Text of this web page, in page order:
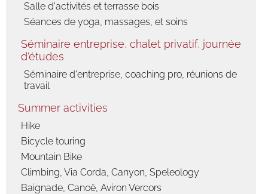
Salle d'activités et terrasse bois
Séances de yoga, massages, et soins
Séminaire entreprise, chalet privatif, journée
d'études
Séminaire d'entreprise, coaching pro, réunions de
travail
Summer activities
Hike
Bicycle touring
Mountain Bike
Climbing, Via Corda, Canyon, Speleology
Baignade, Canoë, Aviron Vercors